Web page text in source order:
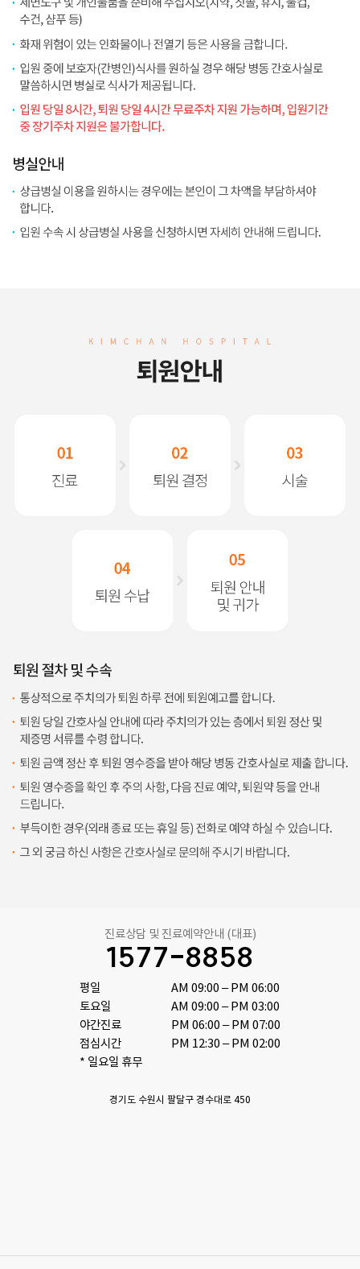
진료상담 및 진료예약안내 (대표)
1577-8858
평일
토요일
야간진료
점심시간
* 일요일 휴무
AM 09:00 – PM 06:00
AM 09:00 – PM 03:00
PM 06:00 – PM 07:00
PM 12:30 – PM 02:00
경기도 수원시 팔달구 경수대로 450